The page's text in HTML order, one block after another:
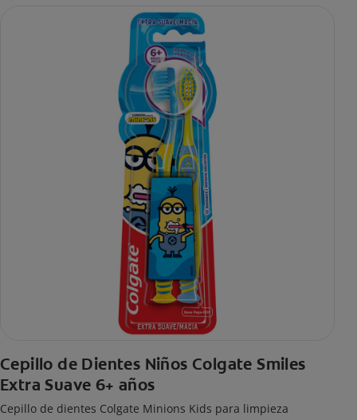
Cepillo de Dientes Niños Colgate Smiles
Extra Suave 6+ años
Cepillo de dientes Colgate Minions Kids para limpieza